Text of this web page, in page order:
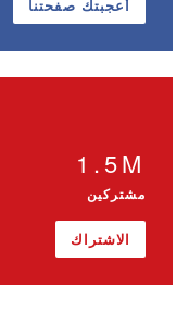
أعجبتك صفحتنا
1.5M
مشتركين
الاشتراك